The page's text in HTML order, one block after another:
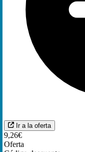
Ir a la oferta
9,26€
Oferta